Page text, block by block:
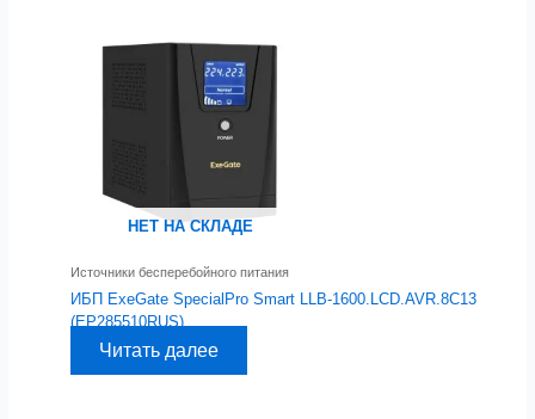
НЕТ НА СКЛАДЕ
Источники бесперебойного питания
ИБП ExeGate SpecialPro Smart LLB-1600.LCD.AVR.8C13
(EP285510RUS)
Читать далее